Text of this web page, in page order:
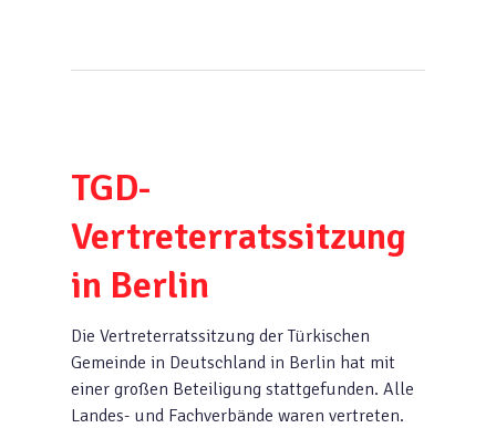
TGD-
Vertreterratssitzung
in Berlin
Die Vertreterratssitzung der Türkischen
Gemeinde in Deutschland in Berlin hat mit
einer großen Beteiligung stattgefunden. Alle
Landes- und Fachverbände waren vertreten.